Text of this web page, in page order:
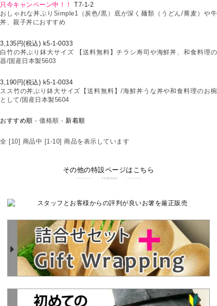
只今キャンペーン中！！ T7-1-2
おしゃれな丼ぶりSimple1（炭色/黒）底が深く麺類（うどん/蕎麦）や牛
丼、親子丼におすすめ
3,135円(税込) k5-1-0033
白竹の丼ぶり鉢大サイズ 【送料無料】チラシ寿司や海鮮丼、和食料理の
器/国産日本製5603
3,190円(税込) k5-1-0034
スス竹の丼ぶり鉢大サイズ【送料無料】/海鮮丼うな丼や和食料理のお椀
として/国産日本製5604
おすすめ順 - 価格順 - 新着順
全 [10] 商品中 [1-10] 商品を表示しています
その他の特設ページはこちら